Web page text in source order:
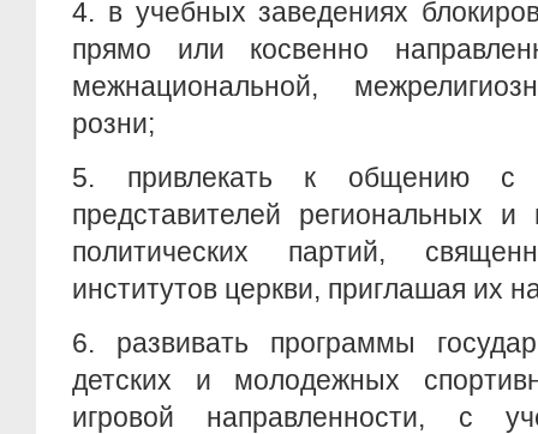
4. в учебных заведениях
прямо или косвенно
межнациональной,
розни;
5.
привлекать к общению
представителей региональных и
политических партий,
институтов церкви, приглашая их
6.
развивать программы
детских и молодежных
игровой направленности, с